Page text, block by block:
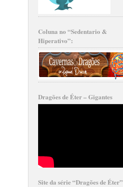
Coluna no “Sedentario &
Hiperativo”:
Dragões de Éter – Gigantes
Site da série “Dragões de Éter”